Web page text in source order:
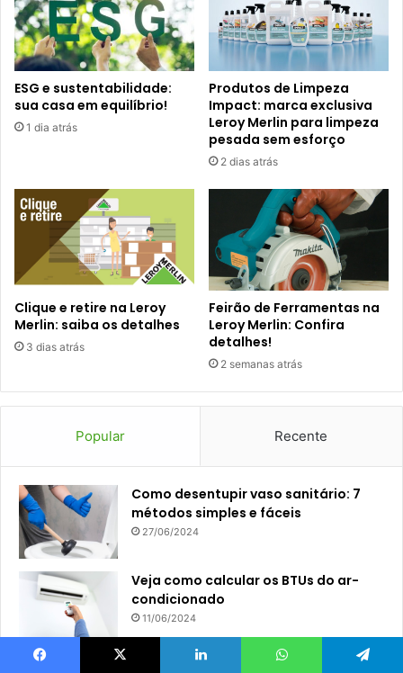
ESG e sustentabilidade:
sua casa em equilíbrio!
1 dia atrás
Produtos de Limpeza
Impact: marca exclusiva
Leroy Merlin para limpeza
pesada sem esforço
2 dias atrás
Clique e retire na Leroy
Merlin: saiba os detalhes
3 dias atrás
Feirão de Ferramentas na
Leroy Merlin: Confira
detalhes!
2 semanas atrás
Popular Recente
Como desentupir vaso sanitário: 7
métodos simples e fáceis
27/06/2024
Veja como calcular os BTUs do ar-
condicionado
11/06/2024
Tamanhos de camas: como escolher